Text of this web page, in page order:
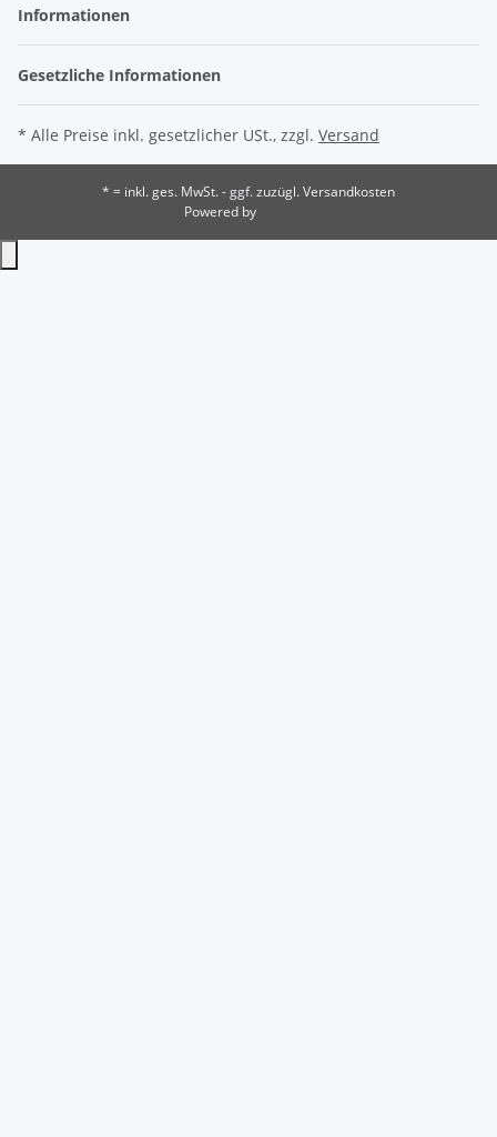
Informationen
Gesetzliche Informationen
* Alle Preise inkl. gesetzlicher USt., zzgl. Versand
* = inkl. ges. MwSt. - ggf. zuzügl. Versandkosten
Powered by